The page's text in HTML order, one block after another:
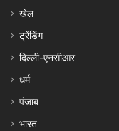
खेल
ट्रेंडिंग
दिल्ली-एनसीआर
धर्म
पंजाब
भारत